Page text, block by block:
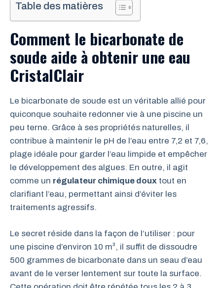
Table des matières
Comment le bicarbonate de
soude aide à obtenir une eau
CristalClair
Le bicarbonate de soude est un véritable allié pour
quiconque souhaite redonner vie à une piscine un
peu terne. Grâce à ses propriétés naturelles, il
contribue à maintenir le pH de l’eau entre 7,2 et 7,6,
plage idéale pour garder l’eau limpide et empêcher
le développement des algues. En outre, il agit
comme un régulateur chimique doux tout en
clarifiant l’eau, permettant ainsi d’éviter les
traitements agressifs.
Le secret réside dans la façon de l’utiliser : pour
une piscine d’environ 10 m³, il suffit de dissoudre
500 grammes de bicarbonate dans un seau d’eau
avant de le verser lentement sur toute la surface.